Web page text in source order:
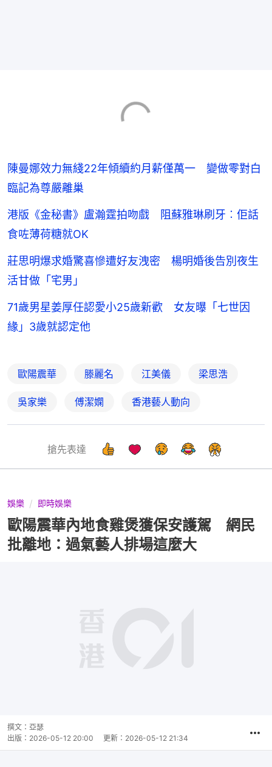
陳曼娜效力無綫22年傾續約月薪僅萬一 變做零對白
臨記為尊嚴離巢
港版《金秘書》盧瀚霆拍吻戲 阻蘇雅琳刷牙︰佢話
食咗薄荷糖就OK
莊思明爆求婚驚喜慘遭好友洩密 楊明婚後告別夜生
活甘做「宅男」
71歲男星姜厚任認愛小25歲新歡 女友曝「七世因
緣」3歲就認定他
歐陽震華 滕麗名 江美儀 梁思浩
吳家樂 傅潔嫻 香港藝人動向
搶先表達
娛樂 即時娛樂
歐陽震華內地食雞煲獲保安護駕 網民
批離地：過氣藝人排場這麼大
撰文： 亞瑟
出版： 2026-05-12 20:00 更新： 2026-05-12 21:34